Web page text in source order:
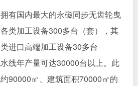
有国内最大的永磁同步无齿轮曳
类加工设备300多台（套），其
进口高端加工设备30多台
水线年产量可达30000台以上。此
90000㎡、建筑面积70000㎡的